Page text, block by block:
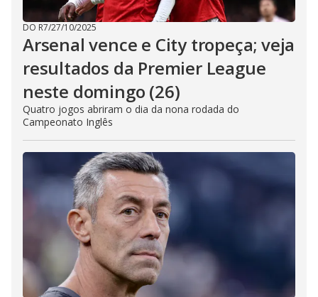
DO R7/27/10/2025
Arsenal vence e City tropeça; veja
resultados da Premier League
neste domingo (26)
Quatro jogos abriram o dia da nona rodada do
Campeonato Inglês